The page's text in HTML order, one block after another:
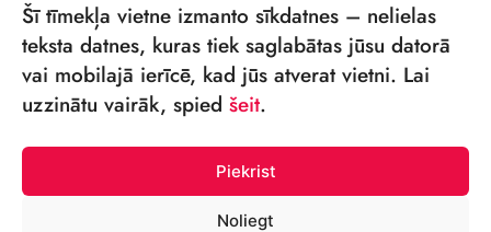
Šī tīmekļa vietne izmanto sīkdatnes – nelielas
teksta datnes, kuras tiek saglabātas jūsu datorā
vai mobilajā ierīcē, kad jūs atverat vietni. Lai
uzzinātu vairāk, spied šeit.
Piekrist
Noliegt
VSIA „RĪGAS CIRKS”
Merķeļa iela 4,
Rīga, LV-1050 Latvija
Reģ. nr: 40003027789